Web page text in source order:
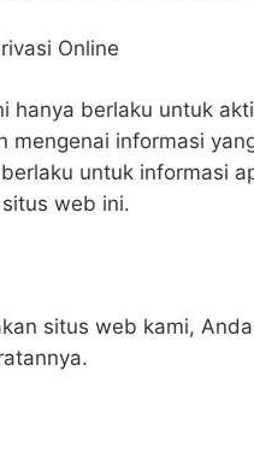
Online
hanya berlaku untuk
mengenai informasi
untuk informasi
web ini.
situs web kami,